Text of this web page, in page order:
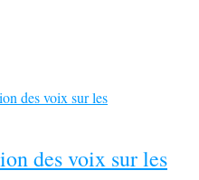
des voix sur les